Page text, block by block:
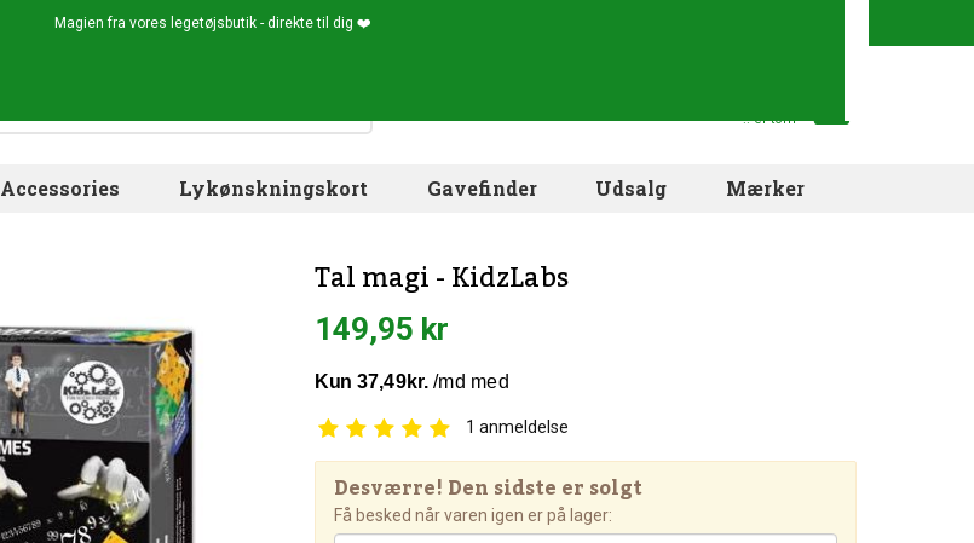
Magien fra vores legetøjsbutik - direkte til dig ❤️
.. er tom
Accessories Lykønskningskort Gavefinder Udsalg Mærker
Tal magi - KidzLabs
149,95 kr
1 anmeldelse
Desværre! Den sidste er solgt
Få besked når varen igen er på lager: